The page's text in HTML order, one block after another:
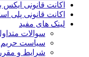
اکانت قانونی
اکانت قانونی پلی
لینک های مفید
سوالات
سیاست
شرایط و